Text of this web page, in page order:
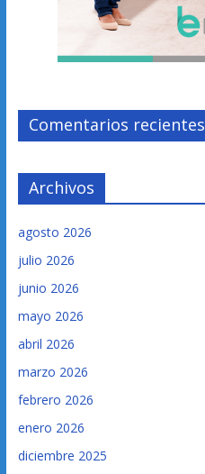
Comentarios recientes
Archivos
agosto 2026
julio 2026
junio 2026
mayo 2026
abril 2026
marzo 2026
febrero 2026
enero 2026
diciembre 2025